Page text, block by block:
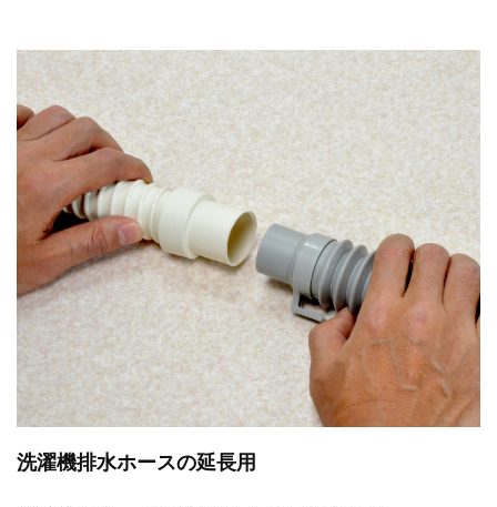
洗濯機排水ホースの延長用